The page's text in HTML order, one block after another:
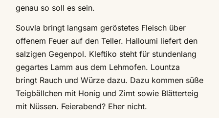
genau so soll es sein.
Souvla bringt langsam geröstetes Fleisch über
offenem Feuer auf den Teller. Halloumi liefert den
salzigen Gegenpol. Kleftiko steht für stundenlang
gegartes Lamm aus dem Lehmofen. Lountza
bringt Rauch und Würze dazu. Dazu kommen süße
Teigbällchen mit Honig und Zimt sowie Blätterteig
mit Nüssen. Feierabend? Eher nicht.